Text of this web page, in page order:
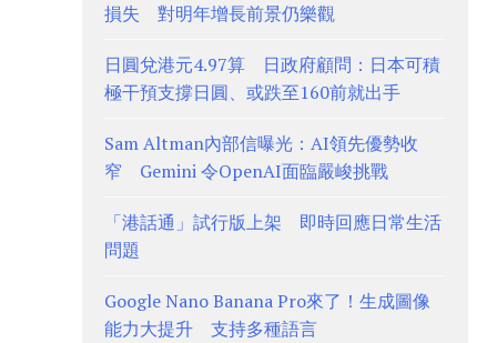
損失 對明年增長前景仍樂觀
日圓兌港元4.97算 日政府顧問：日本可積
極干預支撐日圓、或跌至160前就出手
Sam Altman內部信曝光：AI領先優勢收
窄 Gemini 令OpenAI面臨嚴峻挑戰
「港話通」試行版上架 即時回應日常生活
問題
Google Nano Banana Pro來了！生成圖像
能力大提升 支持多種語言